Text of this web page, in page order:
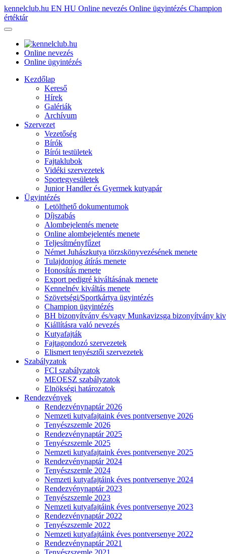
kennelclub.hu EN HU Online nevezés Online ügyintézés Champion
értéktár
Online nevezés
Online ügyintézés
Kezdőlap
Kereső
Hírek
Galériák
Archívum
Szervezet
Vezetőség
Bírók
Bírói testületek
Fajtaklubok
Vidéki szervezetek
Sportegyesületek
Junior Handler és Gyermek kutyapár
Ügyintézés
Letölthető dokumentumok
Díjszabás
Alombejelentés menete
Online alombejelentés menete
Teljesítményfűzet
Német Juhászkutya törzskönyvezésének menete
Tulajdonjog átírás menete
Honosítás menete
Export pedigré kiváltásának menete
Kennelnév kiváltás menete
Szövetségi/Sportkártya ügyintézés
Champion ügyintézés
BH bizonyítvány és/vagy Munkavizsga bizonyítvány
Kiállításra való nevezés
Kutyafajták
Fajtagondozó szervezetek
Elismert tenyésztői szervezetek
Szabályzatok
FCI szabályzatok
MEOESZ szabályzatok
Elnökségi határozatok
Rendezvények
Rendezvénynaptár 2026
Nemzeti kutyafajtaink éves pontversenye 2026
Tenyészszemle 2026
Rendezvénynaptár 2025
Tenyészszemle 2025
Nemzeti kutyafajtaink éves pontversenye 2025
Rendezvénynaptár 2024
Tenyészszemle 2024
Nemzeti kutyafajtáink éves pontversenye 2024
Rendezvénynaptár 2023
Tenyészszemle 2023
Nemzeti kutyafajtáink éves pontversenye 2023
Rendezvénynaptár 2022
Tenyészszemle 2022
Nemzeti kutyafajtáink éves pontversenye 2022
Rendezvénynaptár 2021
Tenyészszemle 2021